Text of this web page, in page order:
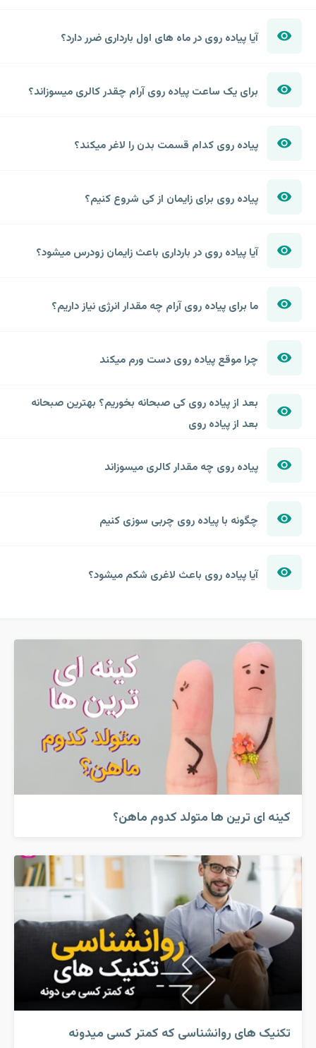
آیا پیاده روی در ماه های اول بارداری ضرر دارد؟
برای یک ساعت پیاده روی آرام چقدر کالری میسوزاند؟
پیاده روی کدام قسمت بدن را لاغر میکند؟
پیاده روی برای زایمان از کی شروع کنیم؟
آیا پیاده روی در بارداری باعث زایمان زودرس میشود؟
ما برای پیاده روی آرام چه مقدار انرژی نیاز داریم؟
چرا موقع پیاده روی دست ورم میکند
بعد از پیاده روی کی صبحانه بخوریم؟ بهترین صبحانه
بعد از پیاده روی
پیاده روی چه مقدار کالری میسوزاند
چگونه با پیاده روی چربی سوزی کنیم
آیا پیاده روی باعث لاغری شکم میشود؟
کینه ای ترین ها متولد کدوم ماهن؟
تکنیک های روانشناسی که کمتر کسی میدونه